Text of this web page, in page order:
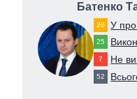
Батенко
20 У
25
7 Не
52